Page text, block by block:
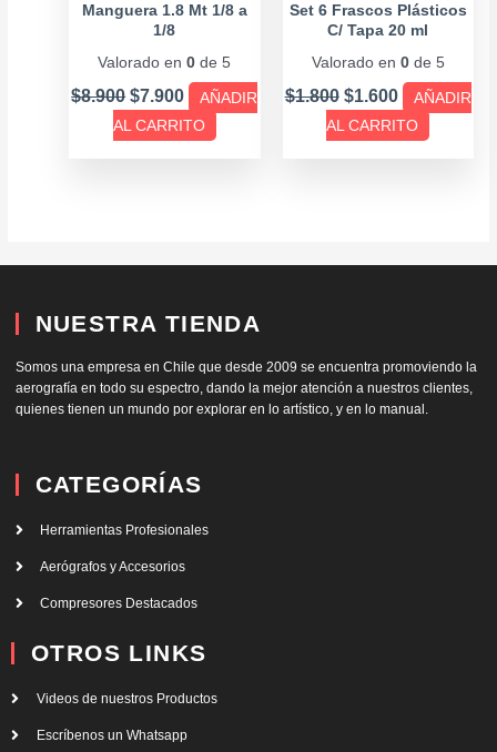
Manguera 1.8 Mt 1/8 a
1/8
Valorado en0 de 5
$8.900 $7.900
AÑADIR
AL CARRITO
Set 6 Frascos Plásticos
C/ Tapa 20 ml
Valorado en 0de 5
$1.800 $1.600
AÑADIR
AL CARRITO
NUESTRA TIENDA
Somos una empresa en Chile que desde 2009 se encuentra promoviendo la
aerografía en todo su espectro, dando la mejor atención a nuestros clientes,
quienes tienen un mundo por explorar en lo artístico, y en lo manual.
CATEGORÍAS
Herramientas Profesionales
Aerógrafos y Accesorios
Compresores Destacados
OTROS LINKS
Videos de nuestros Productos
Escríbenos un Whatsapp